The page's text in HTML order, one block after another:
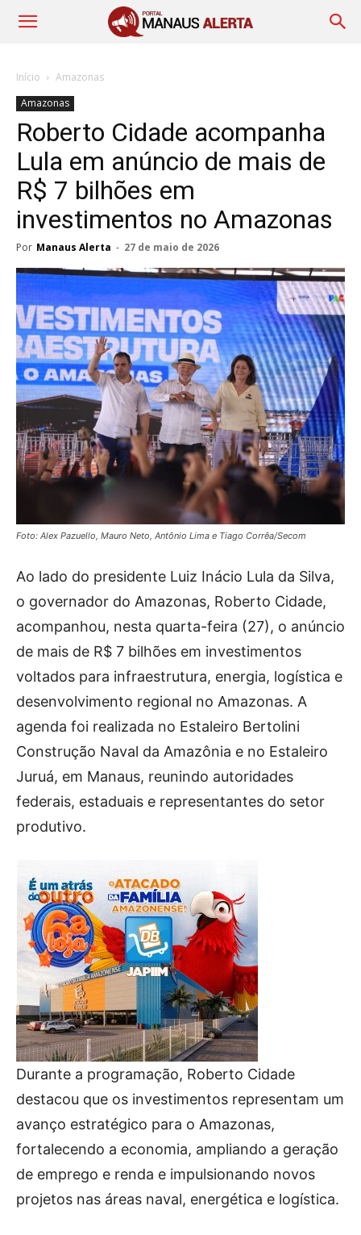
Início
Amazonas
Amazonas
Roberto Cidade acompanha
Lula em anúncio de mais de
R$ 7 bilhões em
investimentos no Amazonas
Por Manaus Alerta - 27 de maio de 2026
Foto: Alex Pazuello, Mauro Neto, Antônio Lima e Tiago Corrêa/Secom
Ao lado do presidente Luiz Inácio Lula da Silva,
o governador do Amazonas, Roberto Cidade,
acompanhou, nesta quarta-feira (27), o anúncio
de mais de R$ 7 bilhões em investimentos
voltados para infraestrutura, energia, logística e
desenvolvimento regional no Amazonas. A
agenda foi realizada no Estaleiro Bertolini
Construção Naval da Amazônia e no Estaleiro
Juruá, em Manaus, reunindo autoridades
federais, estaduais e representantes do setor
produtivo.
Durante a programação, Roberto Cidade
destacou que os investimentos representam um
avanço estratégico para o Amazonas,
fortalecendo a economia, ampliando a geração
de emprego e renda e impulsionando novos
projetos nas áreas naval, energética e logística.